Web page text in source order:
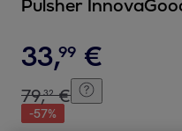
Pulsher
33,99 €
79,32 €
-57%